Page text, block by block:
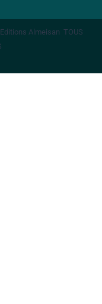
Almeisan TOUS